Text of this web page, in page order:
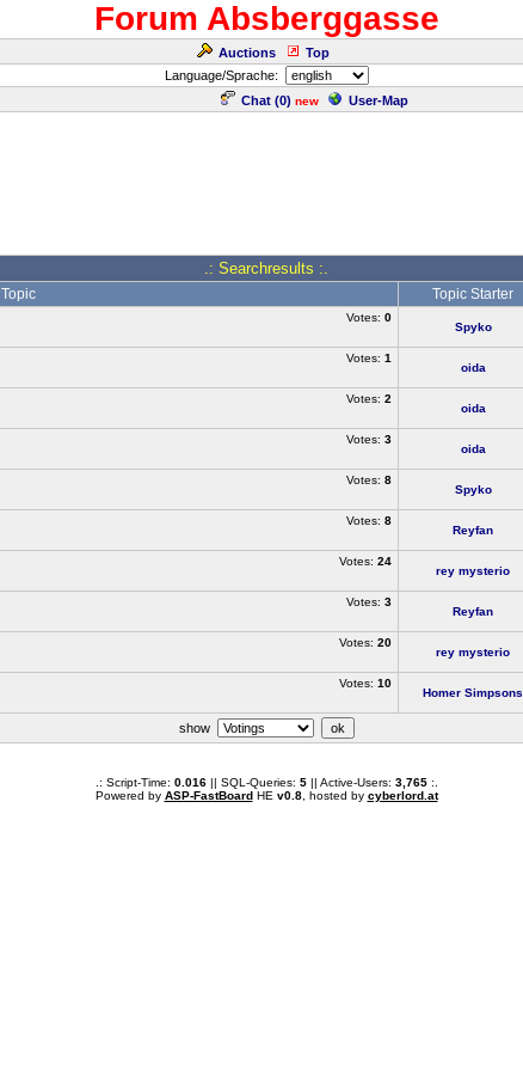
Forum Absberggasse
Auctions Top
Language/Sprache:
Chat (0) new User-Map
.: Searchresults :.
Topic Topic Starter
Votes: 0
Spyko
Votes: 1
oida
Votes: 2
oida
Votes: 3
oida
Votes: 8
Spyko
Votes: 8
Reyfan
Votes: 24
rey mysterio
Votes: 3
Reyfan
Votes: 20
rey mysterio
Votes: 10
Homer Simpsons
show
.: Script-Time: 0.016|| SQL-Queries: 5|| Active-Users: 3,765:.
Powered by ASP-FastBoardHE v0.8, hosted by cyberlord.at